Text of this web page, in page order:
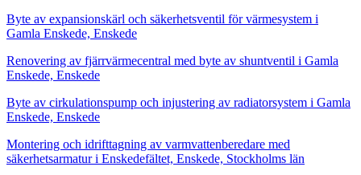
Byte av expansionskärl och säkerhetsventil för värmesystem i
Gamla Enskede, Enskede
Renovering av fjärrvärmecentral med byte av shuntventil i Gamla
Enskede, Enskede
Byte av cirkulationspump och injustering av radiatorsystem i Gamla
Enskede, Enskede
Montering och idrifttagning av varmvattenberedare med
säkerhetsarmatur i Enskedefältet, Enskede, Stockholms län